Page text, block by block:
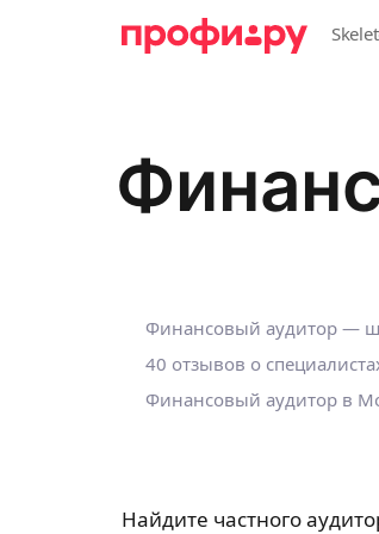
Финансовый аудитор —
40 отзывов о
Финансовый аудитор в
Найдите частного